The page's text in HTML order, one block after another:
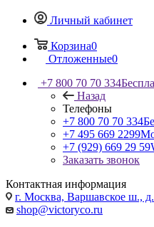
Личный кабинет
Корзина0
Отложенные0
+7 800 70 70 334
Назад
Телефоны
+7 800 70 70 334
+7 495 669 2299
+7 (929) 669 29 59
Заказать звонок
Контактная информация
г. Москва, Варшавское ш.,
shop@victoryco.ru